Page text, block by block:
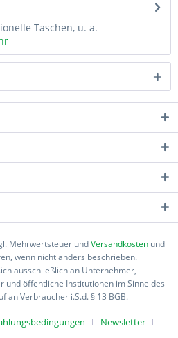
Taschen, u. a.
Mehrwertsteuer undVersandkostenund
wenn nicht anders beschrieben.
ausschließlich an Unternehmer,
und öffentliche Institutionen im Sinne des
an Verbraucher i.S.d. § 13 BGB.
Newsletter